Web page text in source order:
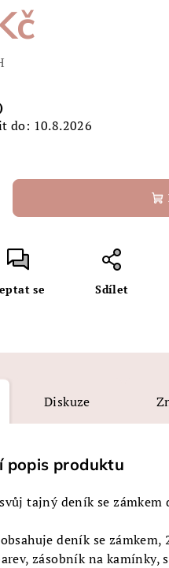
do: 10.8.2026
se Sdílet
Diskuze
popis produktu
tajný deník se
deník se
zásobník na